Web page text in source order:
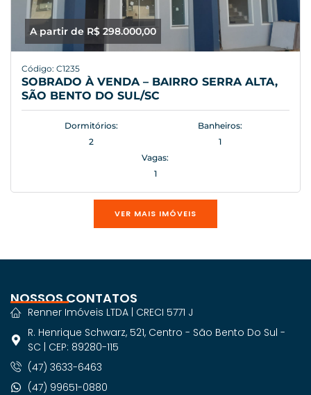
A partir de R$ 298.000,00
Código: C1235
SOBRADO À VENDA – BAIRRO SERRA ALTA,
SÃO BENTO DO SUL/SC
Dormitórios:
2
Banheiros:
1
Vagas:
1
VER MAIS IMÓVEIS
NOSSOS CONTATOS
Renner Imóveis LTDA | CRECI 5771 J
R. Henrique Schwarz, 521, Centro - São Bento Do Sul -
SC | CEP: 89280-115
(47) 3633-6463
(47) 99651-0880